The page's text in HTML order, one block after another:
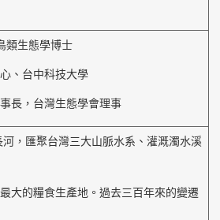
類生態學博士
、台中科技大學
長，台灣生態學會理事
，匯聚台灣三大山脈水系、灌溉濁水溪
的糧食生產地。過去三百年來的變遷